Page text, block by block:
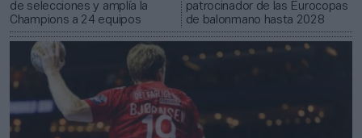
de selecciones y amplía la
Champions a 24 equipos
patrocinador de las Eurocopas
de balonmano hasta 2028